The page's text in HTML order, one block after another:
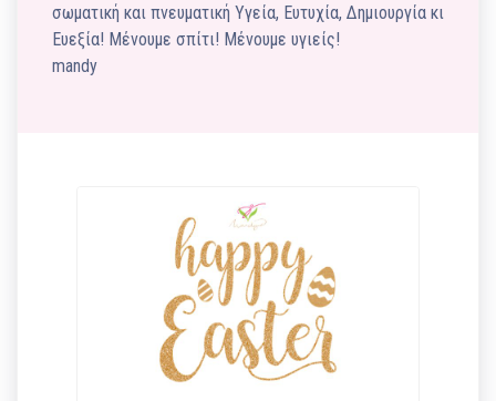
σωματική και πνευματική Υγεία, Ευτυχία, Δημιουργία κι
Ευεξία! Μένουμε σπίτι! Μένουμε υγιείς!
mandy